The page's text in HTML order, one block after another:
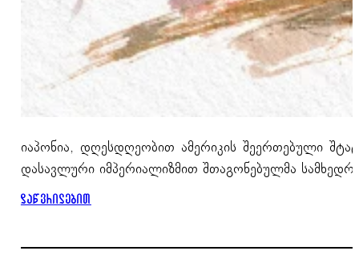
იაპონია, დღესდღეობით ამერიკის შეერთებული
დასავლური იმპერიალიზმით შთაგონებულმა
დაწვრილებით